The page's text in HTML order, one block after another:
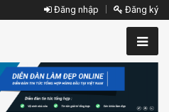
Đăng nhập Đăng ký